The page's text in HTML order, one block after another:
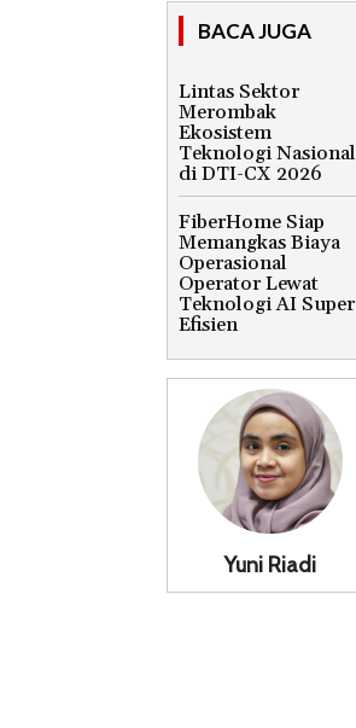
BACA JUGA
Lintas Sektor
Merombak
Ekosistem
Teknologi Nasional
di DTI-CX 2026
FiberHome Siap
Memangkas Biaya
Operasional
Operator Lewat
Teknologi AI Super
Efisien
Yuni Riadi